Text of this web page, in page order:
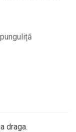
draga.